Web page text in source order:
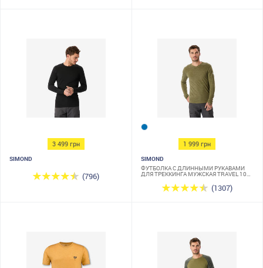
3 499 грн
SIMOND
(796)
1 999 грн
SIMOND
ФУТБОЛКА С ДЛИННЫМИ РУКАВАМИ
ДЛЯ ТРЕККИНГА МУЖСКАЯ TRAVEL 100
(1307)